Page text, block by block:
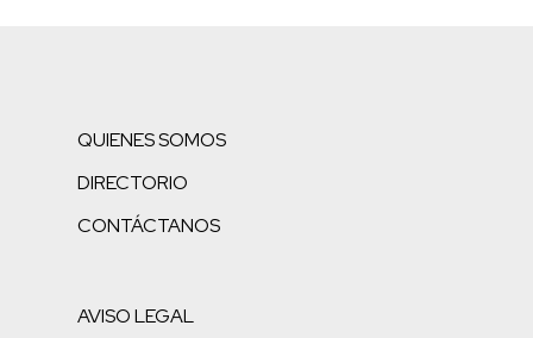
QUIENES SOMOS
DIRECTORIO
CONTÁCTANOS
AVISO LEGAL